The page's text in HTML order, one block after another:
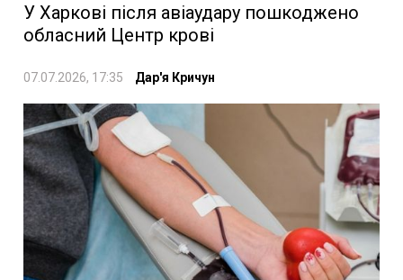
У Харкові після авіаудару пошкоджено
обласний Центр крові
07.07.2026, 17:35 Дар'я Кричун